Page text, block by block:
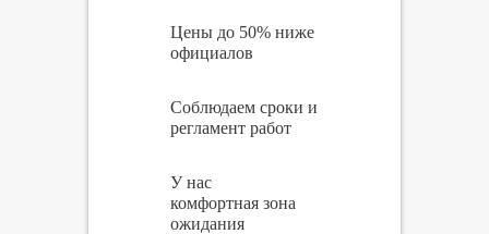
Цены до 50% ниже
официалов
Соблюдаем сроки и
регламент работ
У нас
комфортная зона
ожидания